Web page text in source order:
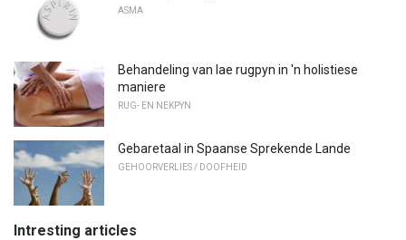
ASMA
Behandeling van lae rugpyn in 'n holistiese
maniere
RUG- EN NEKPYN
Gebaretaal in Spaanse Sprekende Lande
GEHOORVERLIES / DOOFHEID
Intresting articles